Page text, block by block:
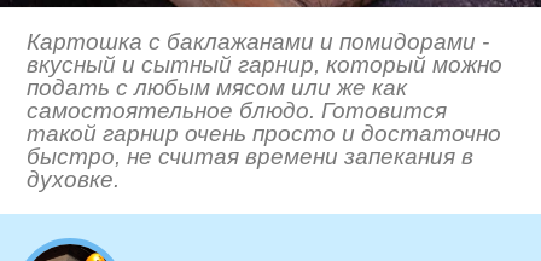
Картошка с баклажанами и помидорами -
вкусный и сытный гарнир, который можно
подать с любым мясом или же как
самостоятельное блюдо. Готовится
такой гарнир очень просто и достаточно
быстро, не считая времени запекания в
духовке.